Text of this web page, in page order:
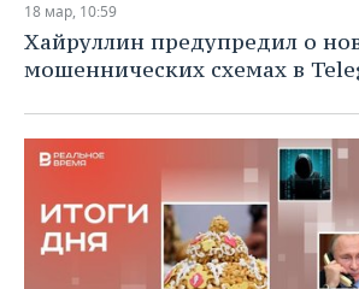
18 мар, 10:59
Хайруллин предупредил о
мошеннических схемах в